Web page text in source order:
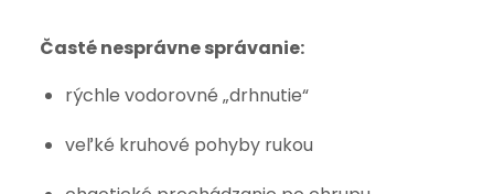
Časté nesprávne správanie:
rýchle vodorovné „drhnutie“
veľké kruhové pohyby rukou